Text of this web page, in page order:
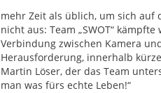
mehr Zeit als üblich, um sich
nicht aus: Team „SWOT“
Verbindung zwischen Kamera
Herausforderung, innerhalb
Martin Löser, der das Team
man was fürs echte Leben!“